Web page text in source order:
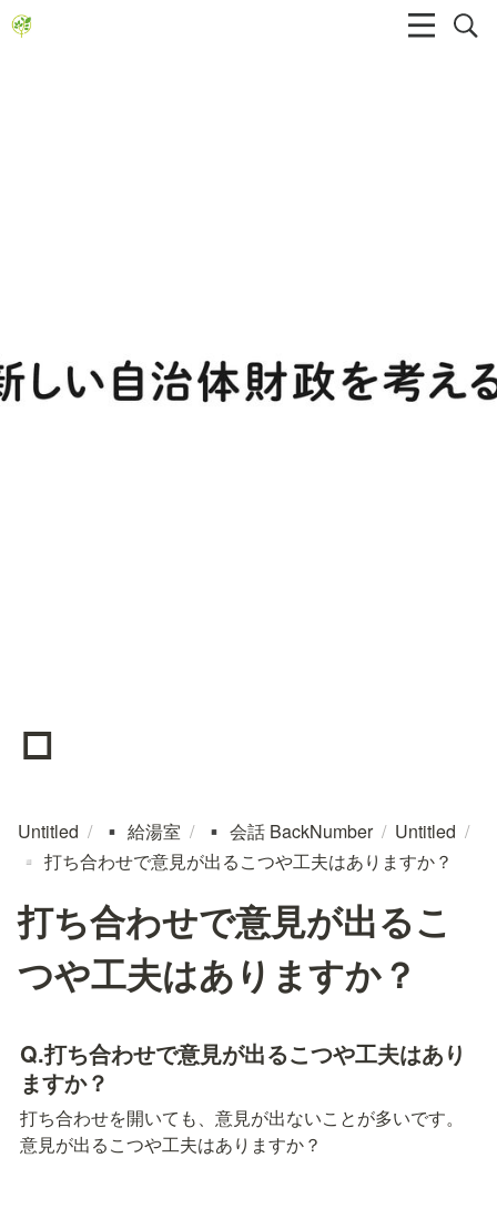
▫️
Untitled / ▪️ 給湯室 / ▪️ 会話 BackNumber / Untitled /
▫️ 打ち合わせで意見が出るこつや工夫はありますか？
打ち合わせで意見が出るこ
つや工夫はありますか？
Q.打ち合わせで意見が出るこつや工夫はあり
ますか？
打ち合わせを開いても、意見が出ないことが多いです。
意見が出るこつや工夫はありますか？